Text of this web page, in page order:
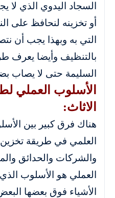
السجاد اليدوي الذي
أو تخزينه لنحافظ على
التي به وبهذا يجب أن
بالتنظيف وأيضا يعرف
السليمة حتى لا يصاب
الأسلوب العملي
الاثاث:
هناك فرق كبير بين
العلمي في طريقة تخزين
والشركات والحدائق
العملي هو الأسلوب
الأشياء فوق بعضها